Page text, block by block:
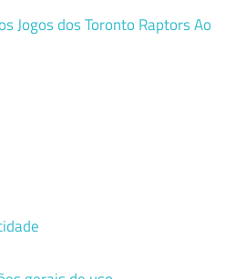
Jogos dos Toronto Raptors Ao